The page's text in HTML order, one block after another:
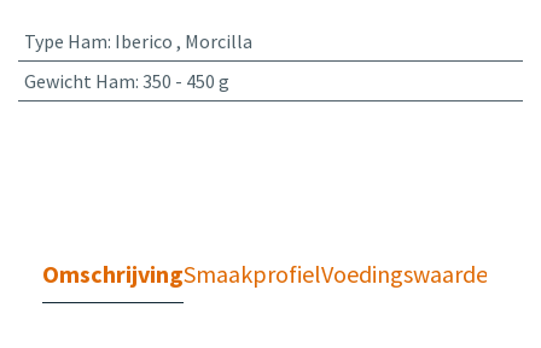
Type Ham: Iberico , Morcilla
Gewicht Ham: 350 - 450 g
OmschrijvingSmaakprofielVoedingswaarden